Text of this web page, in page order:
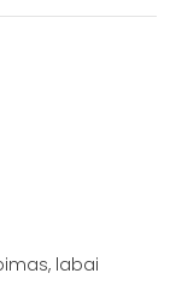
labai